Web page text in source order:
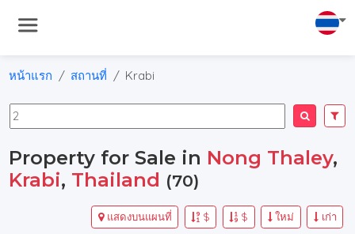
หน้าแรก สถานที่ Krabi
Property for Sale in Nong Thaley,
Krabi, Thailand (70)
เก่า
ใหม่
$
$
แสดงบนแผนที่